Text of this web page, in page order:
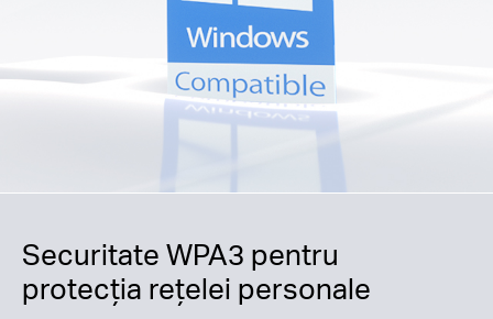
Securitate WPA3 pentru
protecția rețelei personale